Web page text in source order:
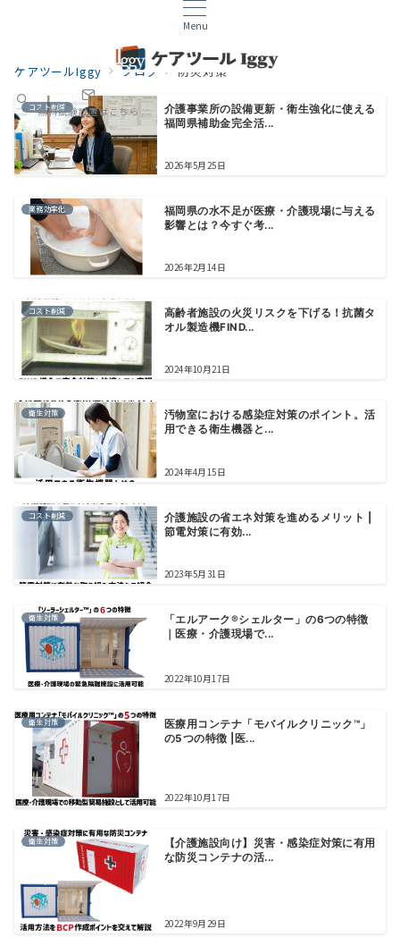
Menu
無料試験設置はこちら
ケアツールIggy ブログ 防災対策
コスト削減
介護事業所の設備更新・衛生強化に使える
福岡県補助金完全活...
2026年5月25日
業務効率化
福岡県の水不足が医療・介護現場に与える
影響とは？今すぐ考...
2026年2月14日
コスト削減
高齢者施設の火災リスクを下げる！抗菌タ
オル製造機FIND...
2024年10月21日
衛生対策
汚物室における感染症対策のポイント。活
用できる衛生機器と...
2024年4月15日
コスト削減
介護施設の省エネ対策を進めるメリット |
節電対策に有効...
2023年5月31日
衛生対策
「エルアーク®シェルター」の6つの特徴
｜医療・介護現場で...
2022年10月17日
衛生対策
医療用コンテナ「モバイルクリニック™」
の5つの特徴 |医...
2022年10月17日
衛生対策
【介護施設向け】災害・感染症対策に有用
な防災コンテナの活...
2022年9月29日